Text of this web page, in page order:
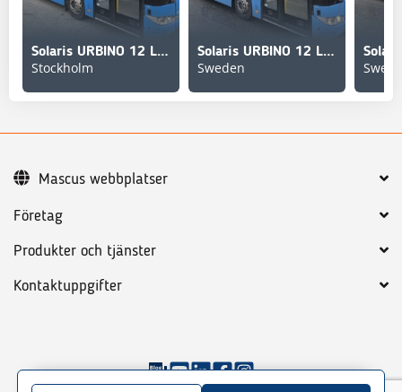
Solaris URBINO 12 LE CNG
Stockholm
Solaris URBINO 12 LE CNG
Sweden
Företag
Produkter och tjänster
Kontaktuppgifter
Mascus webbplatser